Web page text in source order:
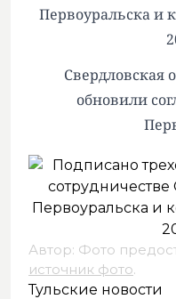
Первоуральска и
Свердловская
обновили
Автор: Фото
источник фото.
Тульские новости